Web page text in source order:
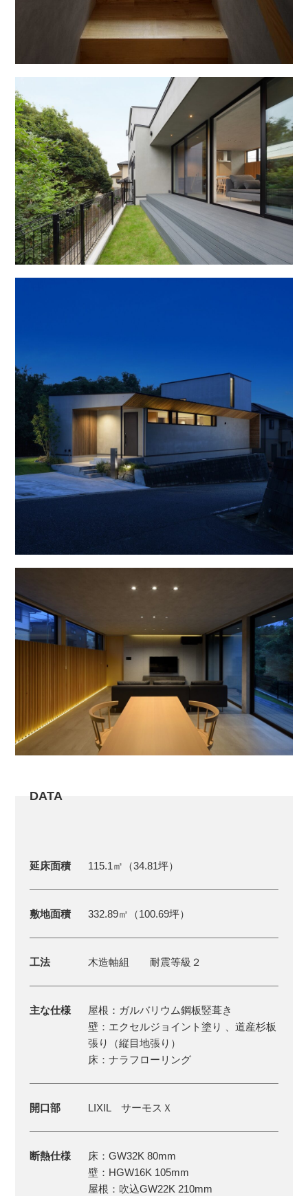
DATA
延床面積 115.1㎡（34.81坪）
敷地面積 332.89㎡（100.69坪）
工法 木造軸組 耐震等級２
主な仕様
屋根：ガルバリウム鋼板竪葺き
壁：エクセルジョイント塗り 、道産杉板
張り（縦目地張り）
床：ナラフローリング
開口部 LIXIL サーモスＸ
断熱仕様
床：GW32K 80mm
壁：HGW16K 105mm
屋根：吹込GW22K 210mm